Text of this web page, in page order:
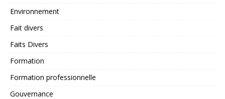
Environnement
Fait divers
Faits Divers
Formation
Formation professionnelle
Gouvernance